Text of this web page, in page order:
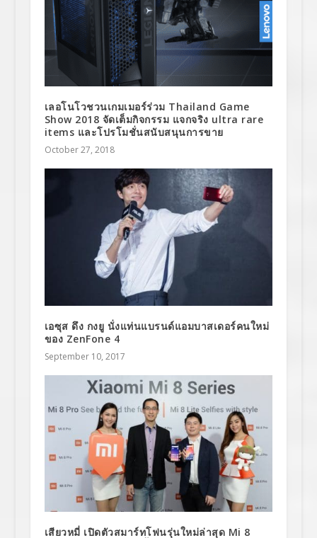
เลอโนโวชวนเกมเมอร์ร่วม Thailand Game
Show 2018 จัดเต็มกิจกรรม แจกจริง ultra rare
items และโปรโมชั่นสนับสนุนการขาย
October 27, 2018
เอซุส ดึง กงยู นั่งแท่นแบรนด์แอมบาสเดอร์คนใหม่
ของ ZenFone 4
September 10, 2017
เสียวหมี่ เปิดตัวสมาร์ทโฟนรุ่นใหม่ล่าสุด Mi 8